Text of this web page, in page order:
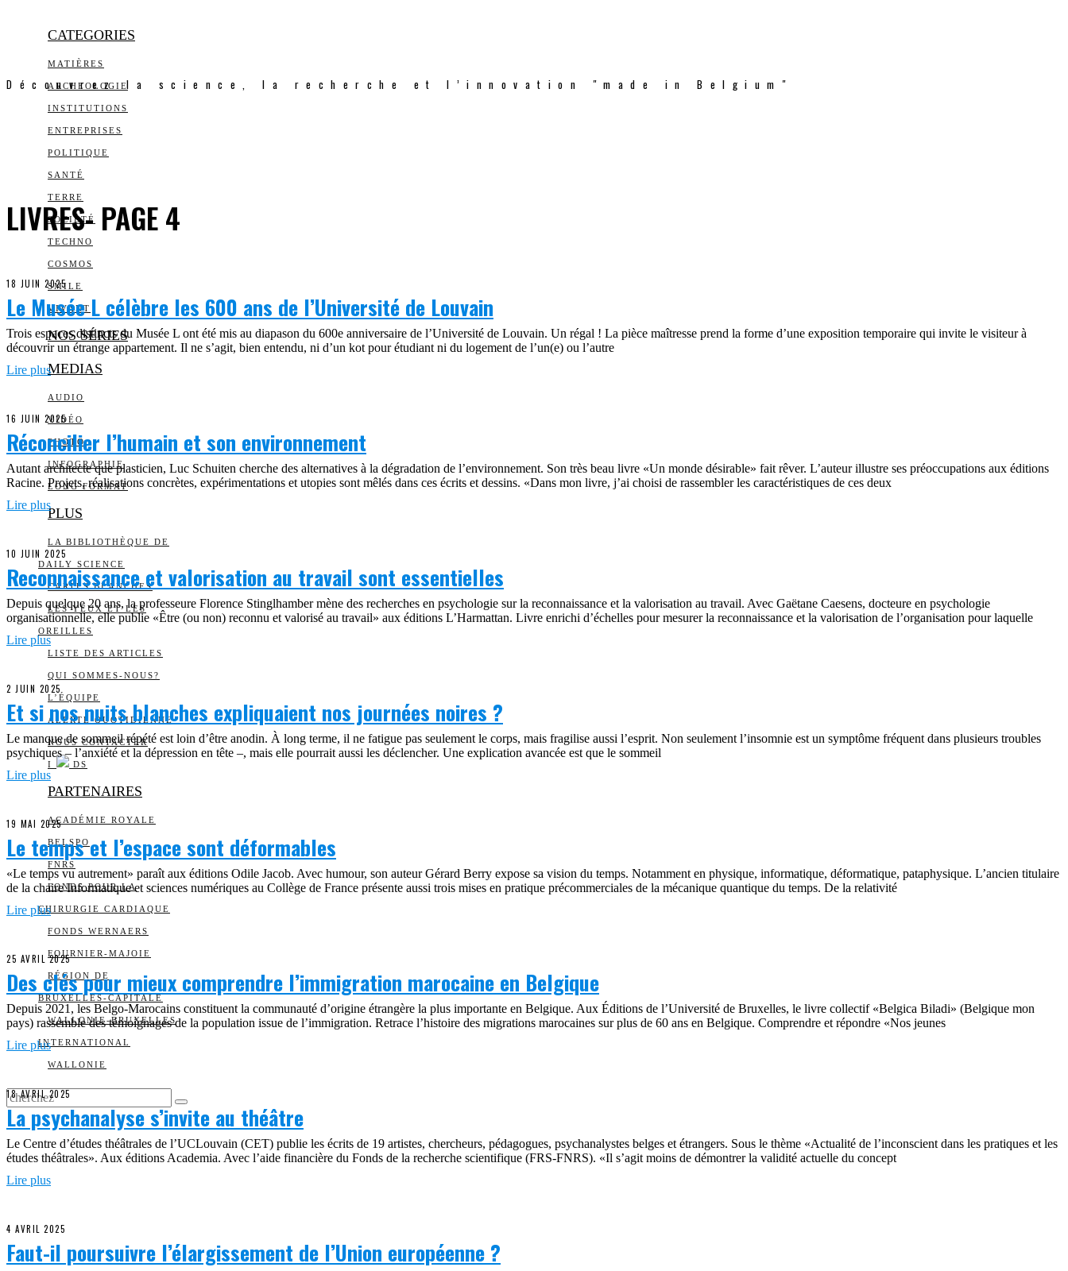
CATEGORIES
MATIÈRES
ARCHEOLOGIE
INSTITUTIONS
ENTREPRISES
POLITIQUE
SANTÉ
TERRE
SOCIÉTÉ
TECHNO
COSMOS
SMILE
VIVANT
NOS SÉRIES
MEDIAS
AUDIO
VIDÉO
PHOTO
INFOGRAPHIE
LONG FORMAT
PLUS
LA BIBLIOTHÈQUE DE
DAILY SCIENCE
CARTES BLANCHES
LES YEUX ET LES
OREILLES
LISTE DES ARTICLES
QUI SOMMES-NOUS?
L’ÉQUIPE
ALERTE QUOTIDIENNE
NOUS CONTACTER
I DS
PARTENAIRES
ACADÉMIE ROYALE
BELSPO
FNRS
FONDS POUR LA
CHIRURGIE CARDIAQUE
FONDS WERNAERS
FOURNIER-MAJOIE
RÉGION DE
BRUXELLES-CAPITALE
WALLONIE-BRUXELLES
INTERNATIONAL
WALLONIE
Découvrez la science, la recherche et l’innovation "made in Belgium"
LIVRES- PAGE 4
18 JUIN 2025
Le Musée L célèbre les 600 ans de l’Université de Louvain
Trois espaces distincts du Musée L ont été mis au diapason du 600e anniversaire de l’Université de Louvain. Un régal ! La pièce maîtresse prend la forme d’une exposition temporaire qui invite le visiteur à
découvrir un étrange appartement. Il ne s’agit, bien entendu, ni d’un kot pour étudiant ni du logement de l’un(e) ou l’autre
Lire plus
16 JUIN 2025
Réconcilier l’humain et son environnement
Autant architecte que plasticien, Luc Schuiten cherche des alternatives à la dégradation de l’environnement. Son très beau livre «Un monde désirable» fait rêver. L’auteur illustre ses préoccupations aux éditions
Racine. Projets, réalisations concrètes, expérimentations et utopies sont mêlés dans ces écrits et dessins. «Dans mon livre, j’ai choisi de rassembler les caractéristiques de ces deux
Lire plus
10 JUIN 2025
Reconnaissance et valorisation au travail sont essentielles
Depuis quelque 20 ans, la professeure Florence Stinglhamber mène des recherches en psychologie sur la reconnaissance et la valorisation au travail. Avec Gaëtane Caesens, docteure en psychologie
organisationnelle, elle publie «Être (ou non) reconnu et valorisé au travail» aux éditions L’Harmattan. Livre enrichi d’échelles pour mesurer la reconnaissance et la valorisation de l’organisation pour laquelle
Lire plus
2 JUIN 2025
Et si nos nuits blanches expliquaient nos journées noires ?
Le manque de sommeil répété est loin d’être anodin. À long terme, il ne fatigue pas seulement le corps, mais fragilise aussi l’esprit. Non seulement l’insomnie est un symptôme fréquent dans plusieurs troubles
psychiques – l’anxiété et la dépression en tête –, mais elle pourrait aussi les déclencher. Une explication avancée est que le sommeil
Lire plus
19 MAI 2025
Le temps et l’espace sont déformables
«Le temps vu autrement» paraît aux éditions Odile Jacob. Avec humour, son auteur Gérard Berry expose sa vision du temps. Notamment en physique, informatique, déformatique, pataphysique. L’ancien titulaire
de la chaire Informatique et sciences numériques au Collège de France présente aussi trois mises en pratique précommerciales de la mécanique quantique du temps. De la relativité
Lire plus
25 AVRIL 2025
Des clés pour mieux comprendre l’immigration marocaine en Belgique
Depuis 2021, les Belgo-Marocains constituent la communauté d’origine étrangère la plus importante en Belgique. Aux Éditions de l’Université de Bruxelles, le livre collectif «Belgica Biladi» (Belgique mon
pays) rassemble des témoignages de la population issue de l’immigration. Retrace l’histoire des migrations marocaines sur plus de 60 ans en Belgique. Comprendre et répondre «Nos jeunes
Lire plus
18 AVRIL 2025
La psychanalyse s’invite au théâtre
Le Centre d’études théâtrales de l’UCLouvain (CET) publie les écrits de 19 artistes, chercheurs, pédagogues, psychanalystes belges et étrangers. Sous le thème «Actualité de l’inconscient dans les pratiques et les
études théâtrales». Aux éditions Academia. Avec l’aide financière du Fonds de la recherche scientifique (FRS-FNRS). «Il s’agit moins de démontrer la validité actuelle du concept
Lire plus
4 AVRIL 2025
Faut-il poursuivre l’élargissement de l’Union européenne ?